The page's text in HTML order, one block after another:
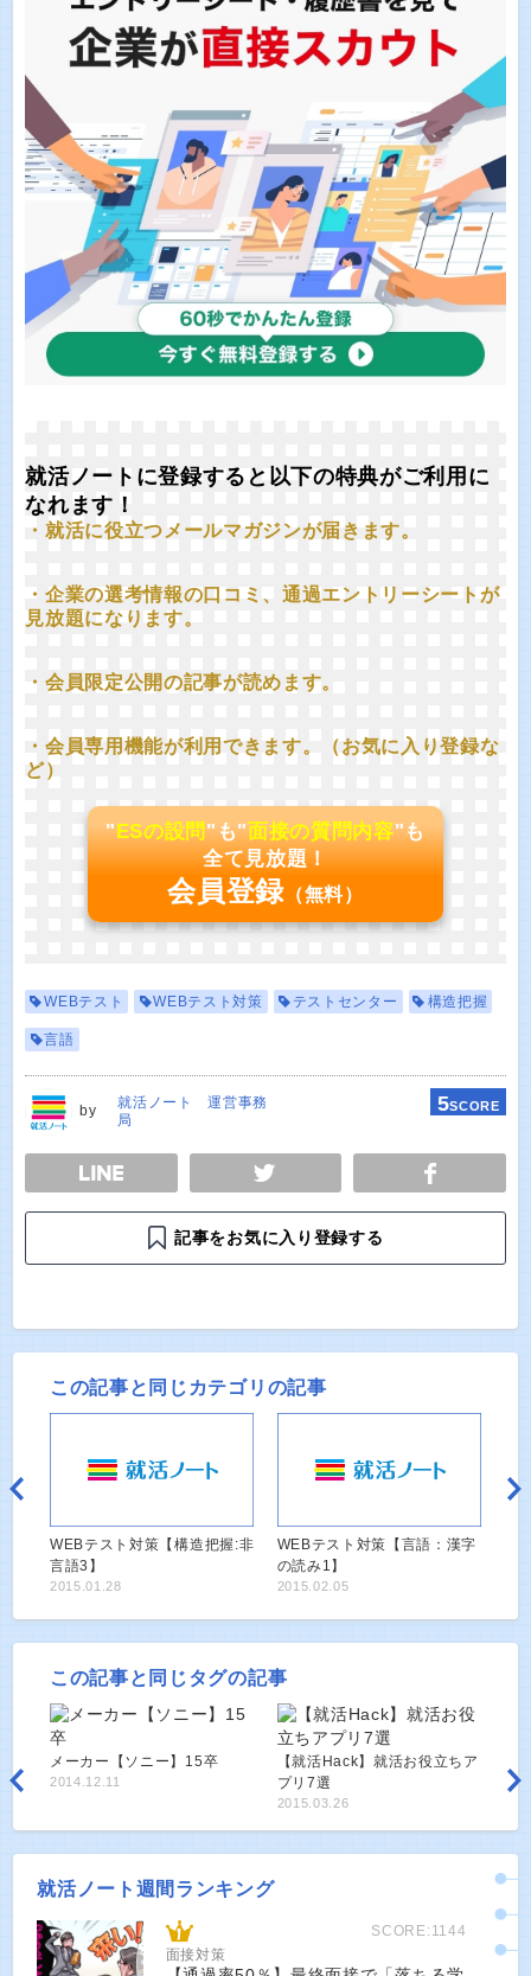
就活ノートに登録すると以下の特典がご利用に
なれます！
・就活に役立つメールマガジンが届きます。
・企業の選考情報の口コミ、通過エントリーシートが
見放題になります。
・会員限定公開の記事が読めます。
・会員専用機能が利用できます。（お気に入り登録な
ど）
"ESの設問"も"面接の質問内容"も
全て見放題！
会員登録 （無料）
WEBテスト WEBテスト対策 テストセンター 構造把握
言語
by
就活ノート 運営事務
局
5SCORE
TWEET
記事をお気に入り登録する
この記事と同じカテゴリの記事
WEBテスト対策【構造把握:非
言語3】
2015.01.28
WEBテスト対策【言語：漢字
の読み1】
2015.02.05
この記事と同じタグの記事
メーカー【ソニー】15卒
2014.12.11
【就活Hack】就活お役立ちア
プリ7選
2015.03.26
就活ノート週間ランキング
SCORE:1144
面接対策